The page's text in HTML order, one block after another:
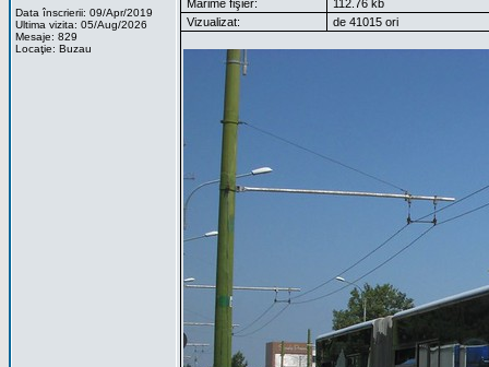
Data înscrierii: 09/Apr/2019
Ultima vizita: 05/Aug/2026
Mesaje: 829
Locaţie: Buzau
Mărime fişier:
112.76 kb
Vizualizat:
de 41015 ori